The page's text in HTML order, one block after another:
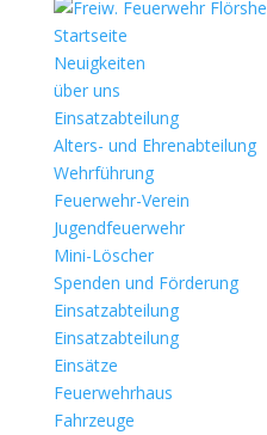
Startseite
Neuigkeiten
über uns
Einsatzabteilung
Alters- und Ehrenabteilung
Wehrführung
Feuerwehr-Verein
Jugendfeuerwehr
Mini-Löscher
Spenden und Förderung
Einsatzabteilung
Einsatzabteilung
Einsätze
Feuerwehrhaus
Fahrzeuge